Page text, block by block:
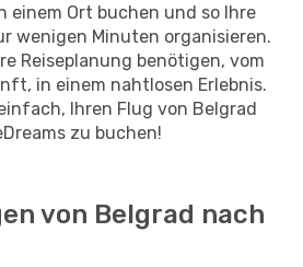
einem Ort buchen und so Ihre
wenigen Minuten organisieren.
Reiseplanung benötigen, vom
in einem nahtlosen Erlebnis.
Ihren Flug von Belgrad
zu buchen!
von Belgrad nach